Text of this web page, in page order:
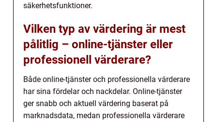
säkerhetsfunktioner.
Vilken typ av värdering är mest
pålitlig – online-tjänster eller
professionell värderare?
Både online-tjänster och professionella värderare
har sina fördelar och nackdelar. Online-tjänster
ger snabb och aktuell värdering baserat på
marknadsdata, medan professionella värderare